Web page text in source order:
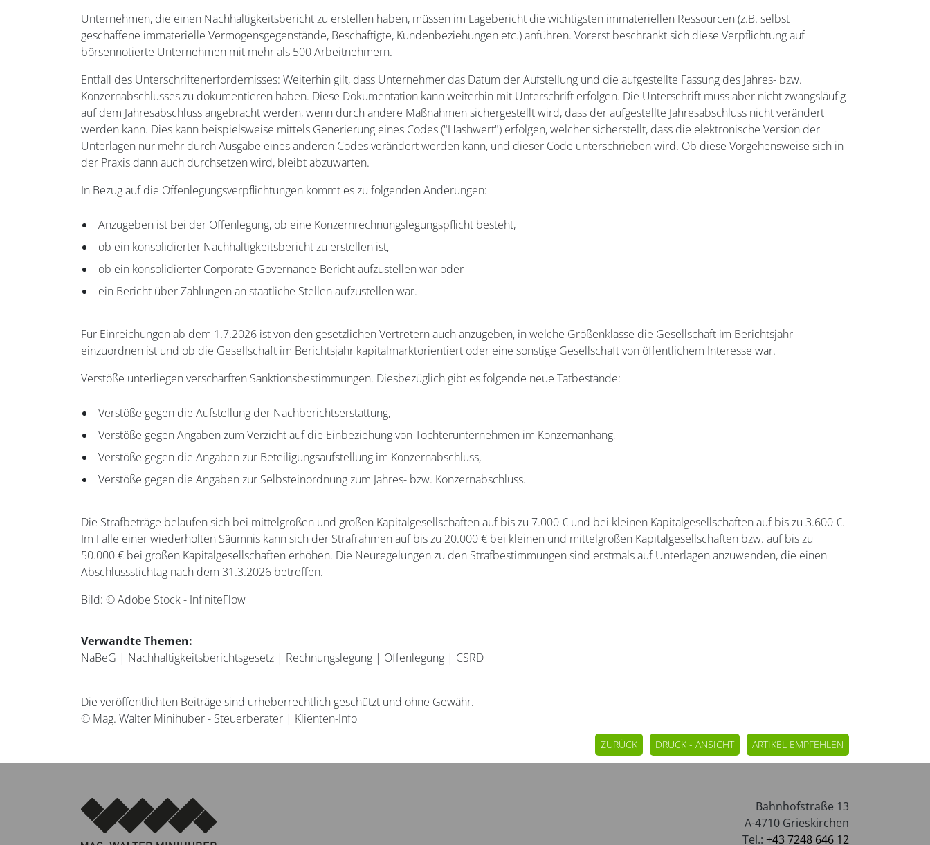
Unternehmen, die einen Nachhaltigkeitsbericht zu erstellen haben, müssen im Lagebericht die wichtigsten immateriellen Ressourcen (z.B. selbst
geschaffene immaterielle Vermögensgegenstände, Beschäftigte, Kundenbeziehungen etc.) anführen. Vorerst beschränkt sich diese Verpflichtung auf
börsennotierte Unternehmen mit mehr als 500 Arbeitnehmern.
Entfall des Unterschriftenerfordernisses: Weiterhin gilt, dass Unternehmer das Datum der Aufstellung und die aufgestellte Fassung des Jahres- bzw.
Konzernabschlusses zu dokumentieren haben. Diese Dokumentation kann weiterhin mit Unterschrift erfolgen. Die Unterschrift muss aber nicht zwangsläufig
auf dem Jahresabschluss angebracht werden, wenn durch andere Maßnahmen sichergestellt wird, dass der aufgestellte Jahresabschluss nicht verändert
werden kann. Dies kann beispielsweise mittels Generierung eines Codes ("Hashwert") erfolgen, welcher sicherstellt, dass die elektronische Version der
Unterlagen nur mehr durch Ausgabe eines anderen Codes verändert werden kann, und dieser Code unterschrieben wird. Ob diese Vorgehensweise sich in
der Praxis dann auch durchsetzen wird, bleibt abzuwarten.
In Bezug auf die Offenlegungsverpflichtungen kommt es zu folgenden Änderungen:
Anzugeben ist bei der Offenlegung, ob eine Konzernrechnungslegungspflicht besteht,
ob ein konsolidierter Nachhaltigkeitsbericht zu erstellen ist,
ob ein konsolidierter Corporate-Governance-Bericht aufzustellen war oder
ein Bericht über Zahlungen an staatliche Stellen aufzustellen war.
Für Einreichungen ab dem 1.7.2026 ist von den gesetzlichen Vertretern auch anzugeben, in welche Größenklasse die Gesellschaft im Berichtsjahr
einzuordnen ist und ob die Gesellschaft im Berichtsjahr kapitalmarktorientiert oder eine sonstige Gesellschaft von öffentlichem Interesse war.
Verstöße unterliegen verschärften Sanktionsbestimmungen. Diesbezüglich gibt es folgende neue Tatbestände:
Verstöße gegen die Aufstellung der Nachberichtserstattung,
Verstöße gegen Angaben zum Verzicht auf die Einbeziehung von Tochterunternehmen im Konzernanhang,
Verstöße gegen die Angaben zur Beteiligungsaufstellung im Konzernabschluss,
Verstöße gegen die Angaben zur Selbsteinordnung zum Jahres- bzw. Konzernabschluss.
Die Strafbeträge belaufen sich bei mittelgroßen und großen Kapitalgesellschaften auf bis zu 7.000 € und bei kleinen Kapitalgesellschaften auf bis zu 3.600 €.
Im Falle einer wiederholten Säumnis kann sich der Strafrahmen auf bis zu 20.000 € bei kleinen und mittelgroßen Kapitalgesellschaften bzw. auf bis zu
50.000 € bei großen Kapitalgesellschaften erhöhen. Die Neuregelungen zu den Strafbestimmungen sind erstmals auf Unterlagen anzuwenden, die einen
Abschlussstichtag nach dem 31.3.2026 betreffen.
Bild: © Adobe Stock - InfiniteFlow
Verwandte Themen:
NaBeG | Nachhaltigkeitsberichtsgesetz | Rechnungslegung | Offenlegung | CSRD
Die veröffentlichten Beiträge sind urheberrechtlich geschützt und ohne Gewähr.
© Mag. Walter Minihuber - Steuerberater | Klienten-Info
ZURÜCK DRUCK - ANSICHT ARTIKEL EMPFEHLEN
Bahnhofstraße 13
A-4710 Grieskirchen
Tel.: +43 7248 646 12